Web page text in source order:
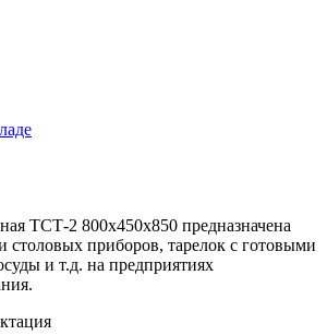
ТСТ-2 800х450х850 предназначена
столовых приборов, тарелок с готовыми
и т.д. на предприятиях